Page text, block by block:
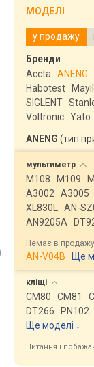
ANENG AN113E
від 949 грн.
мультиметр, пост.
МОДЕЛІ
у продажу
Бренди
Accta
ANENG
Habotest
SIGLENT
Voltronic Yato
ANENG (тип
мультиметр
M108 M109
A3002
A3005
XL830L
AN-
AN9205A
Немає в продажу
AN-V04B Ще
кліщі
CM80 CM81
DT266
PN102
Ще моделі ↓
Питання і